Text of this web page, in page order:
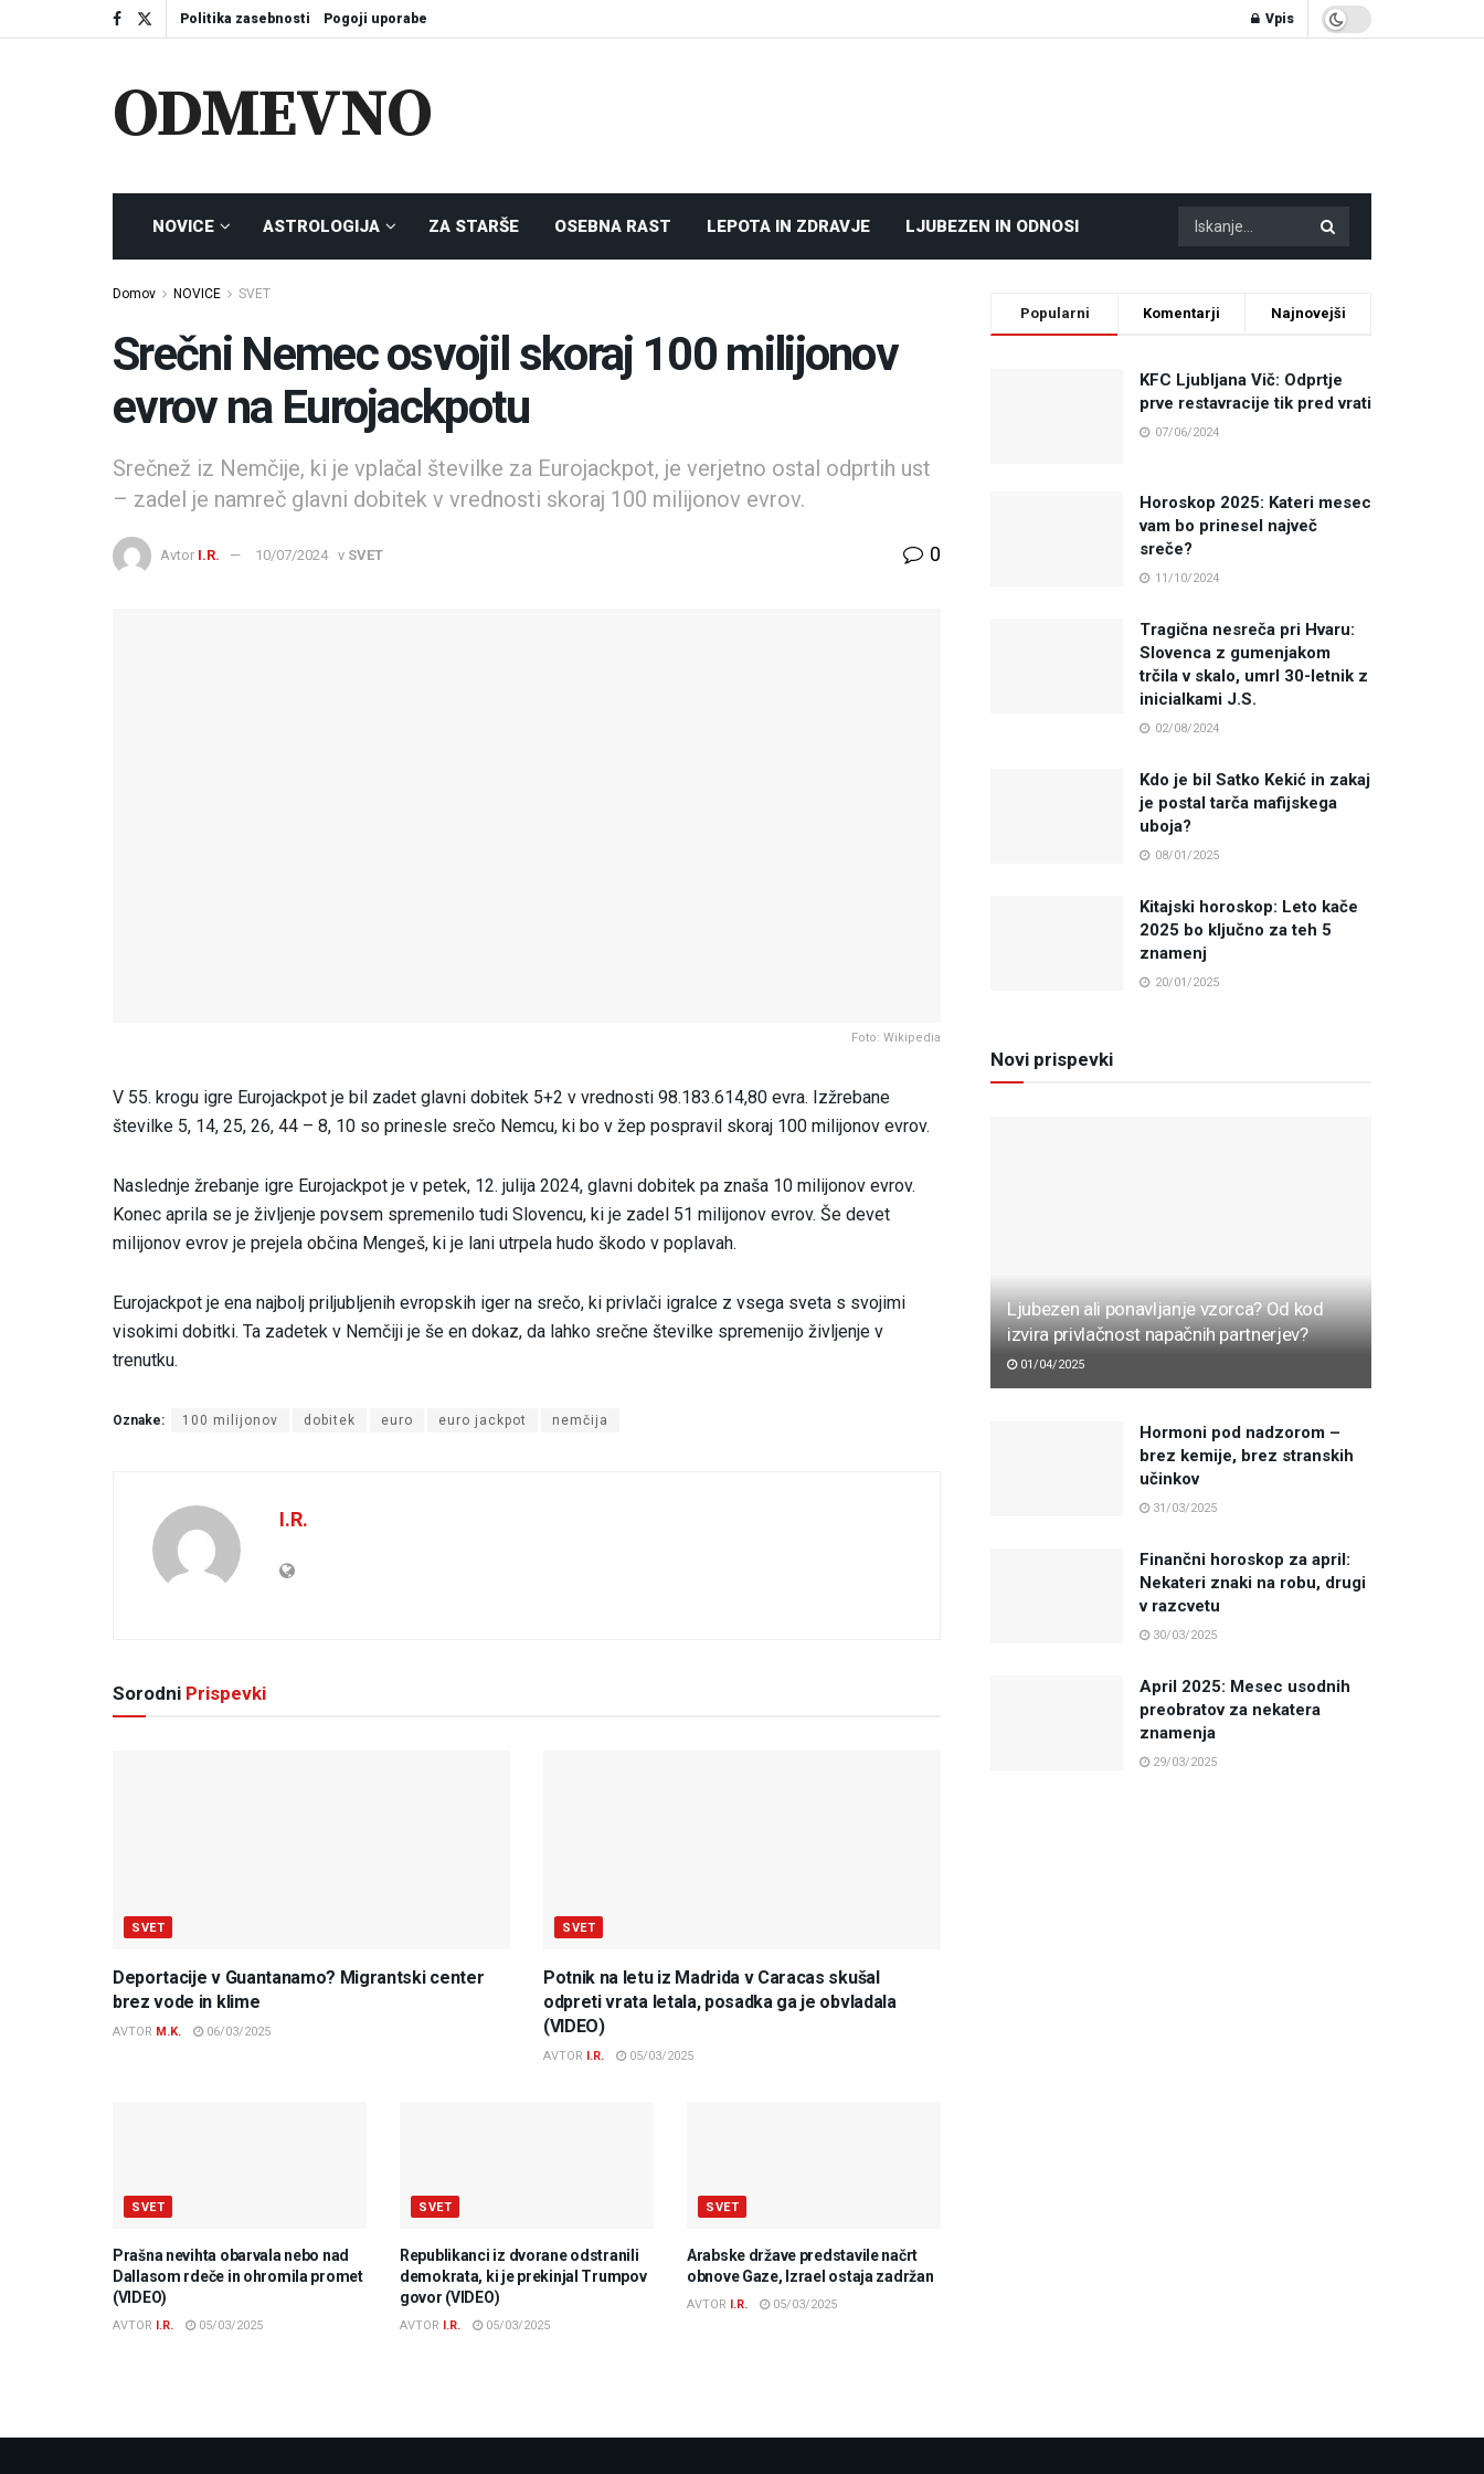
Politika zasebnosti Pogoji uporabe Vpis
ODMEVNO
NOVICE ASTROLOGIJA ZA STARŠE OSEBNA RAST LEPOTA IN ZDRAVJE LJUBEZEN IN ODNOSI
Domov NOVICE SVET
Srečni Nemec osvojil skoraj 100 milijonov
evrov na Eurojackpotu
Srečnež iz Nemčije, ki je vplačal številke za Eurojackpot, je verjetno ostal odprtih ust
– zadel je namreč glavni dobitek v vrednosti skoraj 100 milijonov evrov.
Avtor I.R. 10/07/2024 v SVET 0
Foto: Wikipedia
V 55. krogu igre Eurojackpot je bil zadet glavni dobitek 5+2 v vrednosti 98.183.614,80 evra. Izžrebane
številke 5, 14, 25, 26, 44 – 8, 10 so prinesle srečo Nemcu, ki bo v žep pospravil skoraj 100 milijonov evrov.
Naslednje žrebanje igre Eurojackpot je v petek, 12. julija 2024, glavni dobitek pa znaša 10 milijonov evrov.
Konec aprila se je življenje povsem spremenilo tudi Slovencu, ki je zadel 51 milijonov evrov. Še devet
milijonov evrov je prejela občina Mengeš, ki je lani utrpela hudo škodo v poplavah.
Eurojackpot je ena najbolj priljubljenih evropskih iger na srečo, ki privlači igralce z vsega sveta s svojimi
visokimi dobitki. Ta zadetek v Nemčiji je še en dokaz, da lahko srečne številke spremenijo življenje v
trenutku.
Oznake: 100 milijonov dobitek euro euro jackpot nemčija
I.R.
Sorodni Prispevki
SVET
Deportacije v Guantanamo? Migrantski center
brez vode in klime
AVTOR M.K. 06/03/2025
SVET
Potnik na letu iz Madrida v Caracas skušal
odpreti vrata letala, posadka ga je obvladala
(VIDEO)
AVTOR I.R. 05/03/2025
SVET
Prašna nevihta obarvala nebo nad
Dallasom rdeče in ohromila promet
(VIDEO)
AVTOR I.R. 05/03/2025
SVET
Republikanci iz dvorane odstranili
demokrata, ki je prekinjal Trumpov
govor (VIDEO)
AVTOR I.R. 05/03/2025
SVET
Arabske države predstavile načrt
obnove Gaze, Izrael ostaja zadržan
AVTOR I.R. 05/03/2025
Popularni Komentarji Najnovejši
KFC Ljubljana Vič: Odprtje
prve restavracije tik pred vrati
07/06/2024
Horoskop 2025: Kateri mesec
vam bo prinesel največ
sreče?
11/10/2024
Tragična nesreča pri Hvaru:
Slovenca z gumenjakom
trčila v skalo, umrl 30-letnik z
inicialkami J.S.
02/08/2024
Kdo je bil Satko Kekić in zakaj
je postal tarča mafijskega
uboja?
08/01/2025
Kitajski horoskop: Leto kače
2025 bo ključno za teh 5
znamenj
20/01/2025
Novi prispevki
Ljubezen ali ponavljanje vzorca? Od kod
izvira privlačnost napačnih partnerjev?
01/04/2025
Hormoni pod nadzorom –
brez kemije, brez stranskih
učinkov
31/03/2025
Finančni horoskop za april:
Nekateri znaki na robu, drugi
v razcvetu
30/03/2025
April 2025: Mesec usodnih
preobratov za nekatera
znamenja
29/03/2025